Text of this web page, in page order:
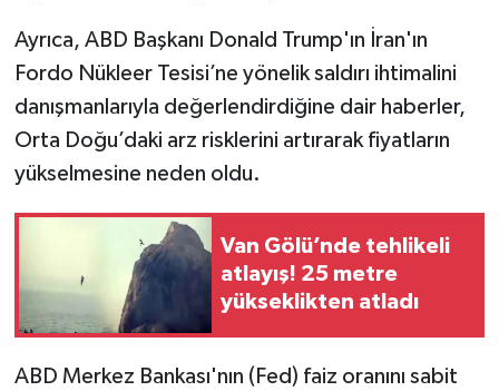
Ayrıca, ABD Başkanı Donald Trump'ın İran'ın
Fordo Nükleer Tesisi’ne yönelik saldırı ihtimalini
danışmanlarıyla değerlendirdiğine dair haberler,
Orta Doğu’daki arz risklerini artırarak fiyatların
yükselmesine neden oldu.
Van Gölü’nde tehlikeli
atlayış! 25 metre
yükseklikten atladı
ABD Merkez Bankası'nın (Fed) faiz oranını sabit